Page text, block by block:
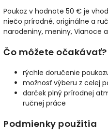
Poukaz v hodnote 50 € je
niečo prírodné, originálne a
narodeniny, meniny, Vianoce
Čo môžete očakávať?
rýchle doručenie
možnosť výberu z celej
darček plný prírodnej
ručnej práce
Podmienky použitia